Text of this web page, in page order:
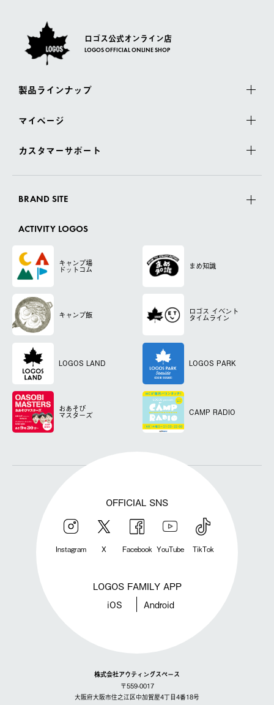
ロゴス公式オンライン店
LOGOS OFFICIAL ONLINE SHOP
製品ラインナップ
マイページ
カスタマーサポート
BRAND SITE
ACTIVITY LOGOS
キャンプ場
ドットコム まめ知識
キャンプ飯 ロゴス イベント
タイムライン
LOGOS LAND LOGOS PARK
おあそび
マスターズ CAMP RADIO
OFFICIAL SNS
Instagram X Facebook YouTube TikTok
LOGOS FAMILY APP
iOS Android
株式会社アウティングスペース
〒559-0017
大阪府大阪市住之江区中加賀屋4丁目4番18号